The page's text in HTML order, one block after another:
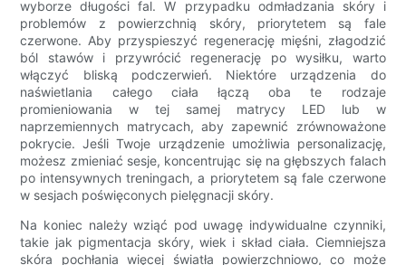
wyborze długości fal. W przypadku odmładzania skóry i
problemów z powierzchnią skóry, priorytetem są fale
czerwone. Aby przyspieszyć regenerację mięśni, złagodzić
ból stawów i przywrócić regenerację po wysiłku, warto
włączyć bliską podczerwień. Niektóre urządzenia do
naświetlania całego ciała łączą oba te rodzaje
promieniowania w tej samej matrycy LED lub w
naprzemiennych matrycach, aby zapewnić zrównoważone
pokrycie. Jeśli Twoje urządzenie umożliwia personalizację,
możesz zmieniać sesje, koncentrując się na głębszych falach
po intensywnych treningach, a priorytetem są fale czerwone
w sesjach poświęconych pielęgnacji skóry.
Na koniec należy wziąć pod uwagę indywidualne czynniki,
takie jak pigmentacja skóry, wiek i skład ciała. Ciemniejsza
skóra pochłania więcej światła powierzchniowo, co może